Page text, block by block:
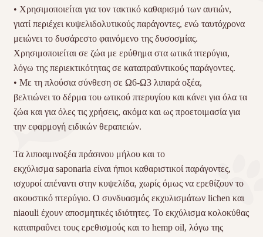
• Χρησιμοποιείται για τον τακτικό καθαρισμό των αυτιών,
γιατί περιέχει κυψελιδολυτικούς παράγοντες, ενώ ταυτόχρονα
μειώνει το δυσάρεστο φαινόμενο της δυσοσμίας.
Χρησιμοποιείται σε ζώα με ερύθημα στα ωτικά πτερύγια,
λόγω της περιεκτικότητας σε καταπραϋντικούς παράγοντες.
• Με τη πλούσια σύνθεση σε Ω6-Ω3 λιπαρά οξέα,
βελτιώνει το δέρμα του ωτικού πτερυγίου και κάνει για όλα τα
ζώα και για όλες τις χρήσεις, ακόμα και ως προετοιμασία για
την εφαρμογή ειδικών θεραπειών.
Τα λιποαμινοξέα πράσινου μήλου και το
εκχύλισμα saponaria είναι ήπιοι καθαριστικοί παράγοντες,
ισχυροί απέναντι στην κυψελίδα, χωρίς όμως να ερεθίζουν το
ακουστικό πτερύγιο. Ο συνδυασμός εκχυλισμάτων lichen και
niaouli έχουν αποσμητικές ιδιότητες. Το εκχύλισμα κολοκύθας
καταπραΰνει τους ερεθισμούς και το hemp oil, λόγω της